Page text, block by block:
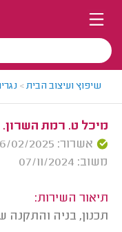
שיפוץ ועיצוב הבית>
מיכל ט. רמת השרון.
אשרור: 06/02/2025
משוב: 07/11/2024
תיאור השירות:
תכנון, בניה והתקנה